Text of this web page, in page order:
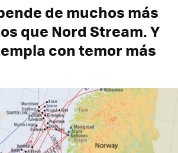
de muchos más
que Nord Stream. Y
con temor más